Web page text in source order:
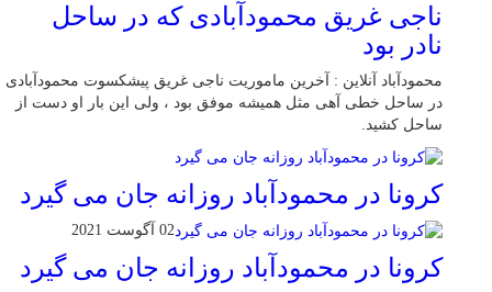
ناجی غریق محمودآبادی که در ساحل
نادر بود
محمودآباد آنلاین : آخرین ماموریت ناجی غریق پیشکسوت محمودآبادی
در ساحل خطی آهی مثل همیشه موفق بود ، ولی این بار او دست از
ساحل کشید.
کرونا در محمودآباد روزانه جان می گیرد
02 آگوست 2021
کرونا در محمودآباد روزانه جان می گیرد